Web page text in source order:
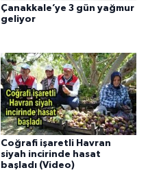
Çanakkale’ye 3 gün yağmur
geliyor
Coğrafi işaretli Havran
siyah incirinde hasat
başladı (Video)